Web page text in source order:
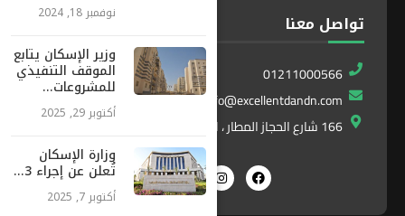
تواصل معنا
01211000566
info@excellentdandn.com
166 شارع الحجاز المطار ، النزهة ، القاهرة ، مصر
نوفمبر 18, 2024
وزير الإسكان يتابع
الموقف التنفيذي
للمشروعات...
أكتوبر 29, 2025
وزارة الإسكان
تُعلن عن إجراء 3...
أكتوبر 7, 2025